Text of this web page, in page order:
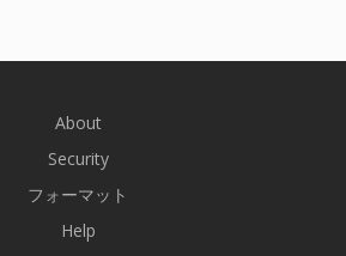
About
Security
フォーマット
Help